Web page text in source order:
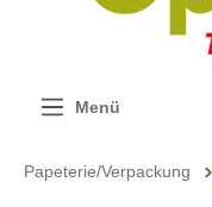
Menü
Papeterie/Verpackung